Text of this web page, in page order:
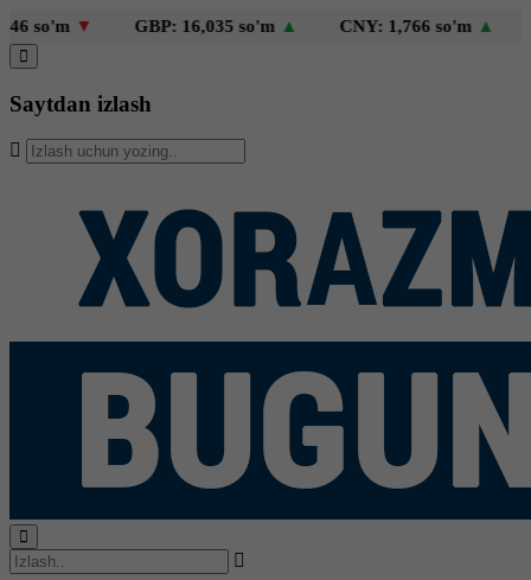
so'm▼ GBP: 16,035 so'm▲ CNY: 1,766 so'm▲
Saytdan izlash